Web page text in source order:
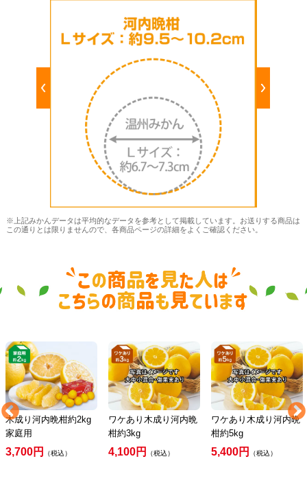
※上記みかんデータは平均的なデータを参考として掲載しています。お送りする商品は
この通りとは限りませんので、各商品ページの詳細をよくご確認ください。
木成り河内晩柑約2kg
家庭用
3,700円 （税込）
ワケあり木成り河内晩
柑約3kg
4,100円 （税込）
ワケあり木成り河内晩
柑約5kg
5,400円 （税込）